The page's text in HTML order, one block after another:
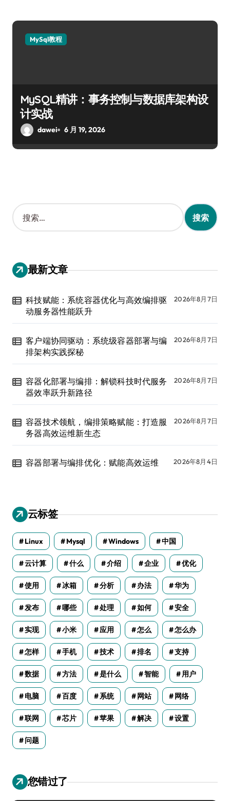
MySql教程
MySQL精讲：事务控制与数据库架构设
计实战
dawei 6 月 19, 2026
搜
索
：
最新文章
科技赋能：系统容器优化与高效编排驱
动服务器性能跃升
2026年8月7日
客户端协同驱动：系统级容器部署与编
排架构实践探秘
2026年8月7日
容器化部署与编排：解锁科技时代服务
器效率跃升新路径
2026年8月7日
容器技术领航，编排策略赋能：打造服
务器高效运维新生态
2026年8月7日
容器部署与编排优化：赋能高效运维 2026年8月4日
云标签
Linux Mysql Windows 中国
云计算 什么 介绍 企业 优化
使用 冰箱 分析 办法 华为
发布 哪些 处理 如何 安全
实现 小米 应用 怎么 怎么办
怎样 手机 技术 排名 支持
数据 方法 是什么 智能 用户
电脑 百度 系统 网站 网络
联网 芯片 苹果 解决 设置
问题
您错过了